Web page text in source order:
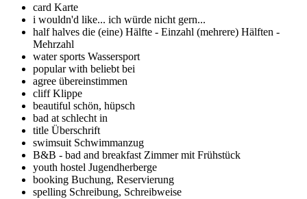
card Karte
i wouldn'd like... ich würde nicht gern...
half halves die (eine) Hälfte - Einzahl (mehrere) Hälften -
Mehrzahl
water sports Wassersport
popular with beliebt bei
agree übereinstimmen
cliffKlippe
beautiful schön, hüpsch
bad at schlecht in
title Überschrift
swimsuit Schwimmanzug
B&B - bad and breakfast Zimmer mit Frühstück
youth hostel Jugendherberge
booking Buchung, Reservierung
spelling Schreibung, Schreibweise